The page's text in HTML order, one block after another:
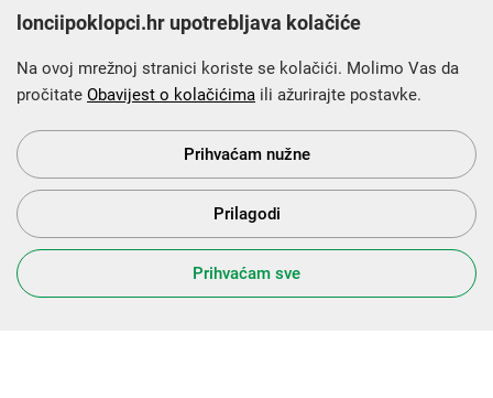
Krajnji primatelj financijskog instrumenta sufinanciranog iz
Europskog fonda za regionalni razvoj u sklopu Operativnog
programa „Konkurentnost i kohezija”.
s Vama od 2014. godine!
lonciipoklopci.hr upotrebljava kolačiće
Na ovoj mrežnoj stranici koriste se kolačići. Molimo Vas da
pročitate Obavijest o kolačićima ili ažurirajte postavke.
Prihvaćam nužne
Prilagodi
Prihvaćam sve